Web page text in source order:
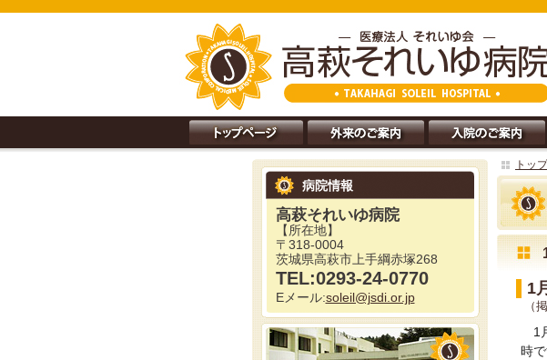
病院情報
高萩それいゆ病院
【所在地】
〒318-0004
茨城県高萩市上手綱赤塚268
TEL:0293-24-0770
Eメール:soleil@jsdi.or.jp
トッ
1
（
1
時